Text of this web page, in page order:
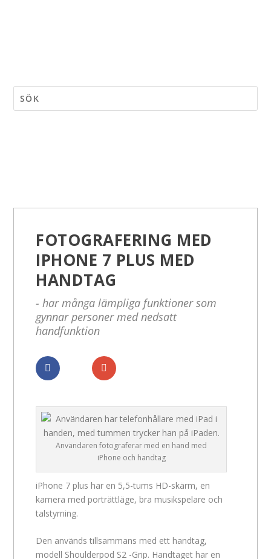
FOTOGRAFERING MED
IPHONE 7 PLUS MED
HANDTAG
- har många lämpliga funktioner som
gynnar personer med nedsatt
handfunktion
Användaren fotograferar med en hand med
iPhone och handtag
iPhone 7 plus har en 5,5-tums HD-skärm, en
kamera med porträttläge, bra musikspelare och
talstyrning.
Den används tillsammans med ett handtag,
modell Shoulderpod S2 -Grip. Handtaget har en